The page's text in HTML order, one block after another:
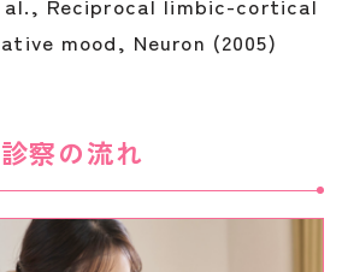
mood, Neuron (2005)
診察の流れ